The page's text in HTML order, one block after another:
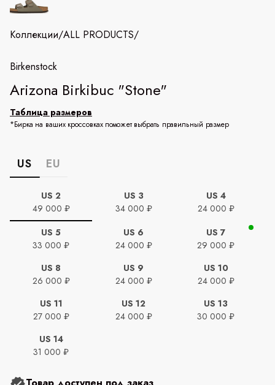
Коллекции/ALL PRODUCTS/
Birkenstock
Arizona Birkibuc "Stone"
Таблица размеров
*Бирка на ваших кроссовках поможет выбрать правильный размер
US EU
US 2
49 000 ₽
US 3
34 000 ₽
US 4
24 000 ₽
US 5
33 000 ₽
US 6
24 000 ₽
US 7
29 000 ₽
US 8
26 000 ₽
US 9
24 000 ₽
US 10
24 000 ₽
US 11
27 000 ₽
US 12
24 000 ₽
US 13
30 000 ₽
US 14
31 000 ₽